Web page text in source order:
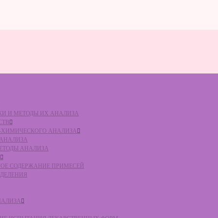
И МЕТОДЫ ИХ АНАЛИЗА
ХИМИЧЕСКОГО АНАЛИЗА
АНАЛИЗА
АНАЛИЗА
СОДЕРЖАНИЕ ПРИМЕСЕЙ